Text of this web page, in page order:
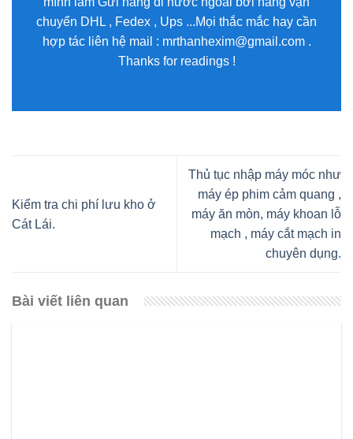
chuyển DHL , Fedex , Ups ...Mọi thắc mắc hay cần
hợp tác liên hệ mail : mrthanhexim@gmail.com .
Thanks for readings !
Kiểm tra chi phí lưu kho ở
Cát Lái.
Thủ tục nhập máy móc như
máy ép phim cảm quang ,
máy ăn mòn, máy khoan lỗ
mạch , máy cắt mạch in
chuyên dụng.
Bài viết liên quan